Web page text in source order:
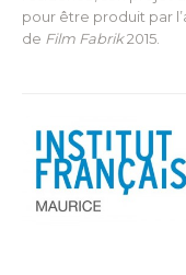
pour être produit par
de Film Fabrik2015.